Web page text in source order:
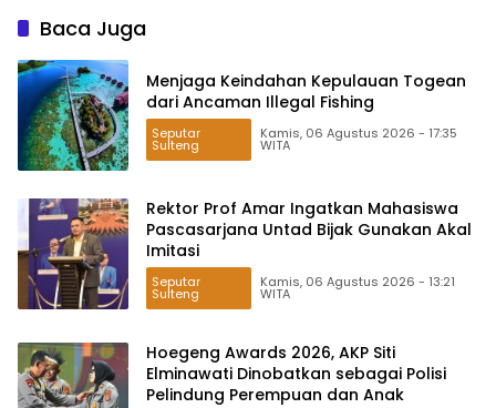
Baca Juga
Menjaga Keindahan Kepulauan Togean
dari Ancaman Illegal Fishing
Seputar
Sulteng
Kamis, 06 Agustus 2026 - 17:35
WITA
Rektor Prof Amar Ingatkan Mahasiswa
Pascasarjana Untad Bijak Gunakan Akal
Imitasi
Seputar
Sulteng
Kamis, 06 Agustus 2026 - 13:21
WITA
Hoegeng Awards 2026, AKP Siti
Elminawati Dinobatkan sebagai Polisi
Pelindung Perempuan dan Anak